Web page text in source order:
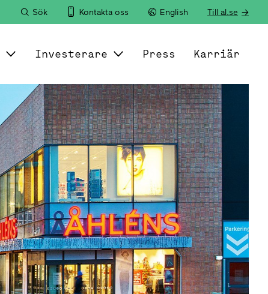
Sök Kontakta oss English Till al.se
Investerare Press Karriär